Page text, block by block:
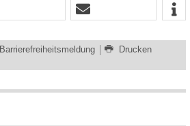
Barrierefreiheitsmeldung
Drucken